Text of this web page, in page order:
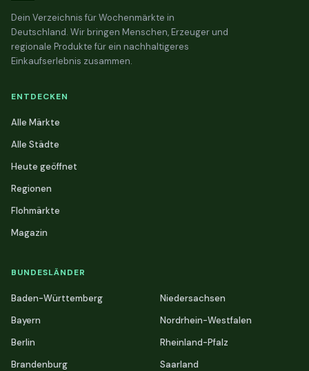
Dein Verzeichnis für Wochenmärkte in
Deutschland. Wir bringen Menschen, Erzeuger und
regionale Produkte für ein nachhaltigeres
Einkaufserlebnis zusammen.
ENTDECKEN
Alle Märkte
Alle Städte
Heute geöffnet
Regionen
Flohmärkte
Magazin
BUNDESLÄNDER
Baden-Württemberg
Bayern
Berlin
Brandenburg
Niedersachsen
Nordrhein-Westfalen
Rheinland-Pfalz
Saarland